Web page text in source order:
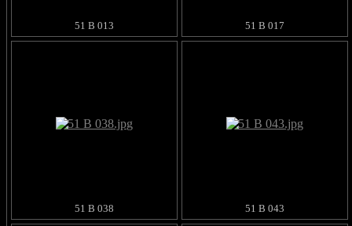
51 B 013 51 B 017
51 B 038 51 B 043